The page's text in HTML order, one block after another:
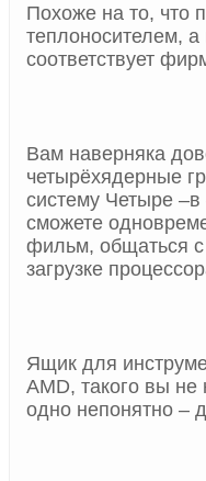
Похоже на то, что
теплоносителем, а
соответствует
Вам наверняка
четырёхядерные
систему Четыре
сможете
фильм, общаться с
загрузке
Ящик для
AMD, такого вы
одно непонятно –